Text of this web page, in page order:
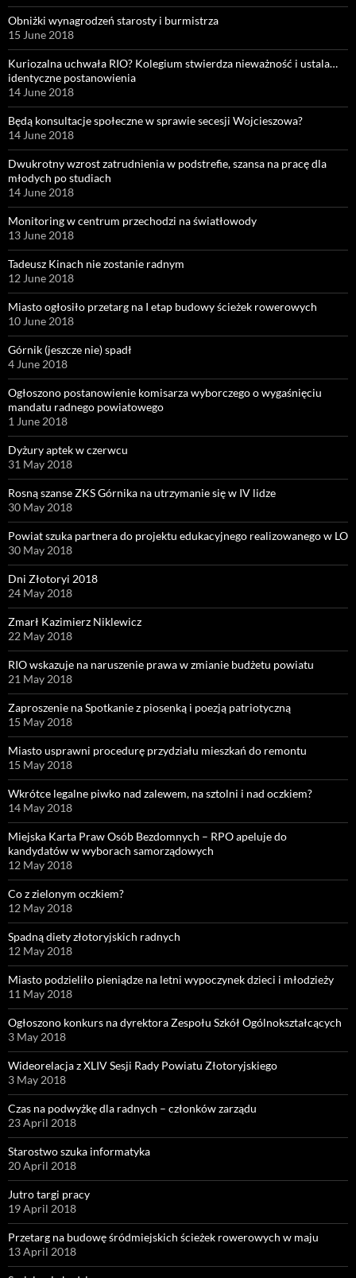
Obniżki wynagrodzeń starosty i burmistrza
15 June 2018
Kuriozalna uchwała RIO? Kolegium stwierdza nieważność i ustala…
identyczne postanowienia
14 June 2018
Będą konsultacje społeczne w sprawie secesji Wojcieszowa?
14 June 2018
Dwukrotny wzrost zatrudnienia w podstrefie, szansa na pracę dla
młodych po studiach
14 June 2018
Monitoring w centrum przechodzi na światłowody
13 June 2018
Tadeusz Kinach nie zostanie radnym
12 June 2018
Miasto ogłosiło przetarg na I etap budowy ścieżek rowerowych
10 June 2018
Górnik (jeszcze nie) spadł
4 June 2018
Ogłoszono postanowienie komisarza wyborczego o wygaśnięciu
mandatu radnego powiatowego
1 June 2018
Dyżury aptek w czerwcu
31 May 2018
Rosną szanse ZKS Górnika na utrzymanie się w IV lidze
30 May 2018
Powiat szuka partnera do projektu edukacyjnego realizowanego w LO
30 May 2018
Dni Złotoryi 2018
24 May 2018
Zmarł Kazimierz Niklewicz
22 May 2018
RIO wskazuje na naruszenie prawa w zmianie budżetu powiatu
21 May 2018
Zaproszenie na Spotkanie z piosenką i poezją patriotyczną
15 May 2018
Miasto usprawni procedurę przydziału mieszkań do remontu
15 May 2018
Wkrótce legalne piwko nad zalewem, na sztolni i nad oczkiem?
14 May 2018
Miejska Karta Praw Osób Bezdomnych – RPO apeluje do
kandydatów w wyborach samorządowych
12 May 2018
Co z zielonym oczkiem?
12 May 2018
Spadną diety złotoryjskich radnych
12 May 2018
Miasto podzieliło pieniądze na letni wypoczynek dzieci i młodzieży
11 May 2018
Ogłoszono konkurs na dyrektora Zespołu Szkół Ogólnokształcących
3 May 2018
Wideorelacja z XLIV Sesji Rady Powiatu Złotoryjskiego
3 May 2018
Czas na podwyżkę dla radnych – członków zarządu
23 April 2018
Starostwo szuka informatyka
20 April 2018
Jutro targi pracy
19 April 2018
Przetarg na budowę śródmiejskich ścieżek rowerowych w maju
13 April 2018